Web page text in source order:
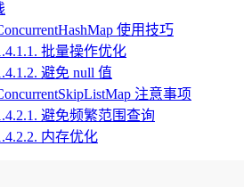
使用技巧
批量操作优化
避免 null 值
注意事项
避免频繁范围查询
内存优化